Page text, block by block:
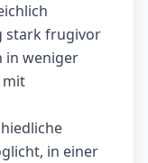
stark frugivor
in weniger
mit
in einer